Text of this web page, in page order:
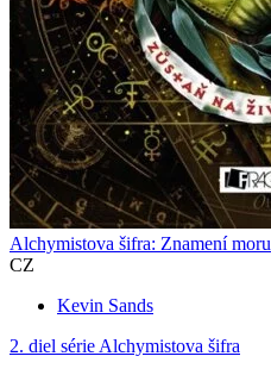
Alchymistova šifra: Znamení moru
CZ
Kevin Sands
2. diel série Alchymistova šifra